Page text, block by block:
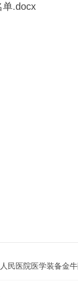
单.docx
民医院医学装备金